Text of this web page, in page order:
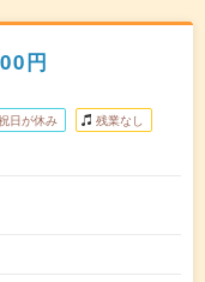
円
日が休み 残業なし